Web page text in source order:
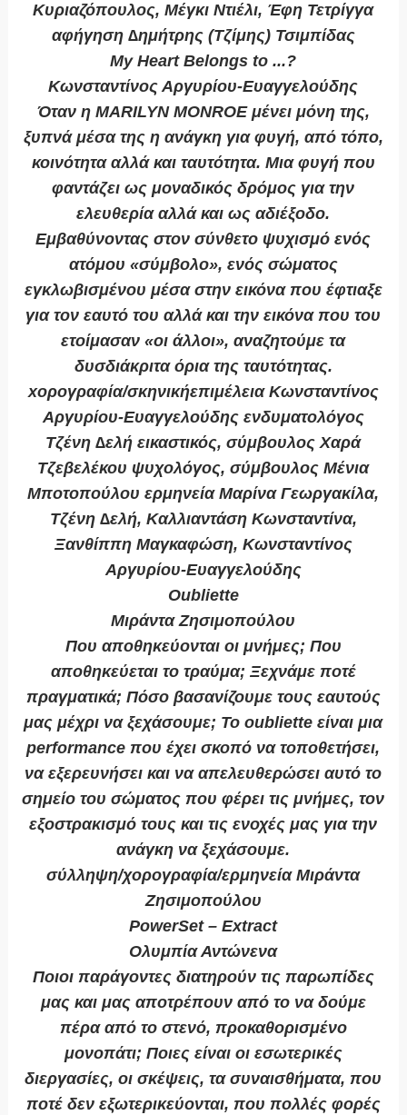
Κυριαζόπουλος, Μέγκι Ντιέλι, Έφη Τετρίγγα
αφήγηση ∆ημήτρης (Τζίμης) Τσιμπίδας
My Heart Belongs to ...?
Κωνσταντίνος Αργυρίου-Ευαγγελούδης
Όταν η MARILYN MONROE μένει μόνη της,
ξυπνά μέσα της η ανάγκη για φυγή, από τόπο,
κοινότητα αλλά και ταυτότητα. Μια φυγή που
φαντάζει ως μοναδικός δρόμος για την
ελευθερία αλλά και ως αδιέξοδο.
Εμβαθύνοντας στον σύνθετο ψυχισμό ενός
ατόμου «σύμβολο», ενός σώματος
εγκλωβισμένου μέσα στην εικόνα που έφτιαξε
για τον εαυτό του αλλά και την εικόνα που του
ετοίμασαν «οι άλλοι», αναζητούμε τα
δυσδιάκριτα όρια της ταυτότητας.
xορογραφία/σκηνικήεπιμέλεια Κωνσταντίνος
Αργυρίου-Ευαγγελούδης ενδυματολόγος
Τζένη ∆ελή εικαστικός, σύμβουλος Χαρά
Τζεβελέκου ψυχολόγος, σύμβουλος Μένια
Μποτοπούλου ερμηνεία Μαρίνα Γεωργακίλα,
Τζένη ∆ελή, Καλλιαντάση Κωνσταντίνα,
Ξανθίππη Μαγκαφώση, Κωνσταντίνος
Αργυρίου-Ευαγγελούδης
Oubliette
Μιράντα Ζησιμοπούλου
Που αποθηκεύονται οι μνήμες; Που
αποθηκεύεται το τραύμα; Ξεχνάμε ποτέ
πραγματικά; Πόσο βασανίζουμε τους εαυτούς
μας μέχρι να ξεχάσουμε; Το oubliette είναι μια
performance που έχει σκοπό να τοποθετήσει,
να εξερευνήσει και να απελευθερώσει αυτό το
σημείο του σώματος που φέρει τις μνήμες, τον
εξοστρακισμό τους και τις ενοχές μας για την
ανάγκη να ξεχάσουμε.
σύλληψη/χορογραφία/ερμηνεία Μιράντα
Ζησιμοπούλου
PowerSet – Extract
Ολυμπία Αντώνενα
Ποιοι παράγοντες διατηρούν τις παρωπίδες
μας και μας αποτρέπουν από το να δούμε
πέρα από το στενό, προκαθορισμένο
μονοπάτι; Ποιες είναι οι εσωτερικές
διεργασίες, οι σκέψεις, τα συναισθήματα, που
ποτέ δεν εξωτερικεύονται, που πολλές φορές